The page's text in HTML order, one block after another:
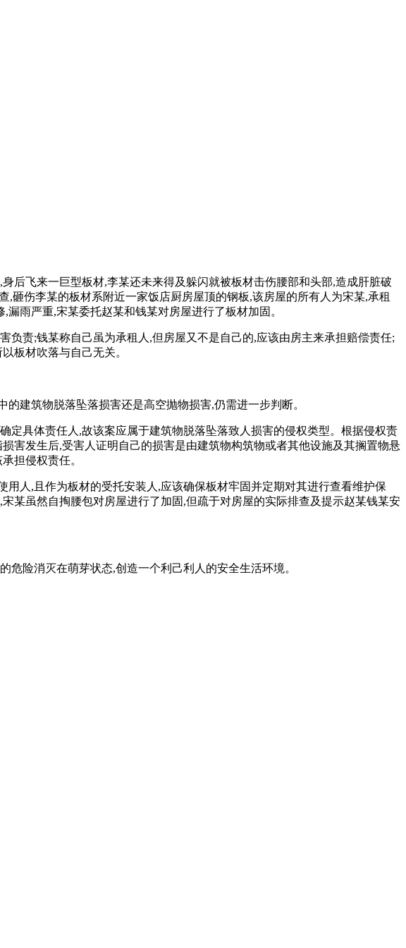
后飞来一巨型板材,李某还未来得及躲闪就被板材击伤腰部和头部,造成肝脏破
砸伤李某的板材系附近一家饭店厨房屋顶的钢板,该房屋的所有人为宋某,承租
雨严重,宋某委托赵某和钱某对房屋进行了板材加固。
责;钱某称自己虽为承租人,但房屋又不是自己的,应该由房主来承担赔偿责任;
板材吹落与自己无关。
建筑物脱落坠落损害还是高空抛物损害,仍需进一步判断。
定具体责任人,故该案应属于建筑物脱落坠落致人损害的侵权类型。根据侵权责
害发生后,受害人证明自己的损害是由建筑物构筑物或者其他设施及其搁置物悬
担侵权责任。
人,且作为板材的受托安装人,应该确保板材牢固并定期对其进行查看维护保
某虽然自掏腰包对房屋进行了加固,但疏于对房屋的实际排查及提示赵某钱某安
险消灭在萌芽状态,创造一个利己利人的安全生活环境。